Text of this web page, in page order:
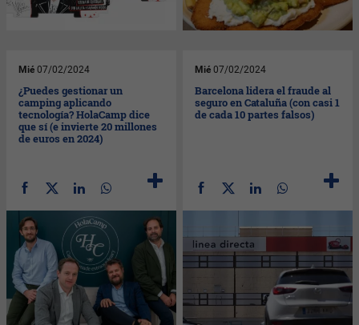
Mié 07/02/2024
¿Puedes gestionar un
camping aplicando
tecnología? HolaCamp dice
que sí (e invierte 20 millones
de euros en 2024)
Mié 07/02/2024
Barcelona lidera el fraude al
seguro en Cataluña (con casi 1
de cada 10 partes falsos)